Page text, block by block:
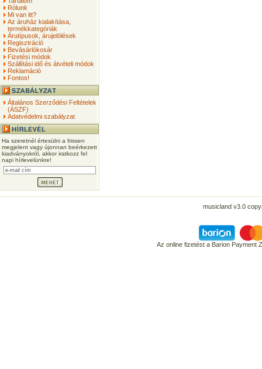
Rólunk
Mi van itt?
Az áruház kialakítása,
termékkategóriák
Árutípusok, árujelölések
Regisztráció
Bevásárlókosár
Fizetési módok
Szállítási idő és átvételi módok
Reklamáció
Fontos!
Általános Szerződési Feltételek
(ÁSZF)
Adatvédelmi szabályzat
Ha szeretnél értesülni a frissen
megjelent vagy újonnan beérkezett
kiadványokról, akkor iratkozz fel
napi hírlevelünkre!
musicland v3.0
Az online fizetést a Barion Payment